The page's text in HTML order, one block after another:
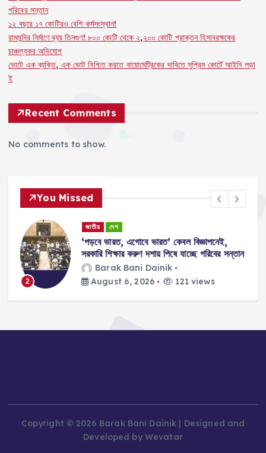
গরিবের সন্তান
১২ বছরে ১৭ কোটিরও বেশি কর্মসংস্থান!
রামমন্দির নির্মাণে ব্যয় তিনগুণ! ৮০০ কোটি থেকে ২,২০০ কোটি প্রাক্তন হিসাবরক্ষকের
চাঞ্চল্যকর অভিযোগ
ভোটে এক ব্যক্তি, এক ভোট নিশ্চিত করতে বায়োমেট্রিকের দাবিতে সুপ্রিম কোর্টে আইনি লড়া
ই
Recent Comments
No comments to show.
You Missed
2
জাতীয় দেশ
‘পড়বে ভারত, এগোবে ভারত’ কেবল বিজ্ঞাপনেই,
সরকারি শিক্ষার করুণ দশায় পিষে যাচ্ছে গরিবের সন্তান
Barak Bani Dainik
August 6, 2026
121 views
Copyright © 2026 Barak Bani Dainik | Designed and
Developed by Wevatar